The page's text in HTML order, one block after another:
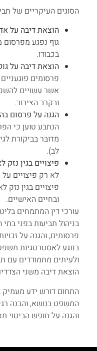
הסוגים העיקריים של
הוצאת דיבה על
גוף נפגע מפרסום
בכבודו.
הוצאת דיבה על
פרסומים
אשר עשויים
ובקרב הציבור.
הגנה על פרסום
הנתבע טוען כי
מדובר בביקורת
לב).
פיצויים בגין נזק
לא רק פיצויים
פיצויים בגין
ובחיים האישיים.
עורכי דין המתמחים
בניהול תביעות בפני
פרסומים, והגנה על
בנוגע לאסטרטגיות
ולעיתים מתמודדים עם
הוצאת דיבה משני
התחום דורש ידע מעמיק
המשפט בנושא, והבנה
והגנה על חופש הביטוי